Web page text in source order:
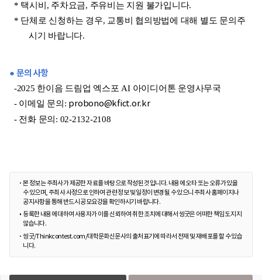
* 택시비, 주차요금, 주유비는 지원 불가입니다.
* 단체로 신청하는 경우, 교통비 협의방법에 대해 별도 문의주
시기 바랍니다.
● 문의 사항
-2025 한이음 드림업 엑스포 AI 아이디어톤 운영사무국
- 이메일 문의: probono@kfict.or.kr
- 전화 문의: 02-2132-2108
본 정보는 주최사가 제공한 자료를 바탕으로 작성된 것입니다. 내용에 오타 또는 오류가 있을
수 있으며, 주최사 사정으로 인하여 관련 정보 및 일정이 변경될 수 있으니 주최사 홈페이지나
공지사항을 통해 반드시 공모요강을 확인하시기 바랍니다.
등록한 내용에 대하여 사용자가 이를 신뢰하여 취한 조치에 대해서 씽굿은 어떠한 책임도 지지
않습니다.
씽굿/Thinkcontest.com/대학문화신문사의 출처표기에 따라서 전재 및 재배포를 할 수 있습
니다.